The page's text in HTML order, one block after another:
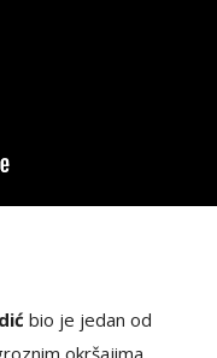
bio je jedan od